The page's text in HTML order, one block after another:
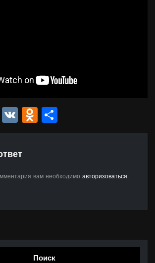
Viber
VK Odnoklassniki
вам необходимо авторизоваться.
Поиск